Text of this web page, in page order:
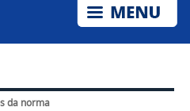
da norma